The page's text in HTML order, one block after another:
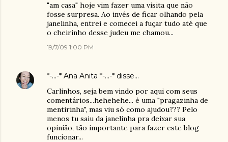
"am casa" hoje vim fazer uma visita que não
fosse surpresa. Ao invés de ficar olhando pela
janelinha, entrei e comecei a fuçar tudo até que
o cheirinho desse judeu me chamou...
19/7/09 1:00 PM
*-...-* Ana Anita *-...-* disse…
Carlinhos, seja bem vindo por aqui com seus
comentários...hehehehe... é uma "pragazinha de
mentirinha", mas viu só como ajudou??? Pelo
menos tu saiu da janelinha pra deixar sua
opinião, tão importante para fazer este blog
funcionar...